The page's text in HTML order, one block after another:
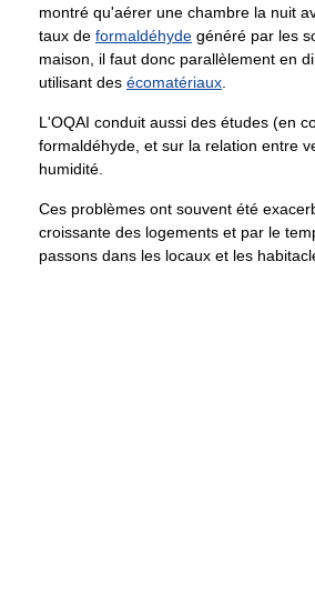
montré qu'aérer une chambre la nuit
taux de formaldéhyde généré par les
maison, il faut donc parallèlement en
utilisant des écomatériaux.
L'OQAI conduit aussi des études (en
formaldéhyde, et sur la relation entre
humidité.
Ces problèmes ont souvent été
croissante des logements et par le
passons dans les locaux et les